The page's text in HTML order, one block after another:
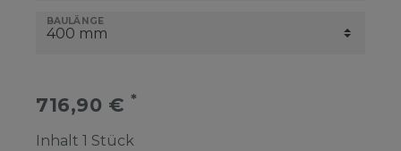
BAULÄNGE
716,90 € *
Inhalt 1 Stück